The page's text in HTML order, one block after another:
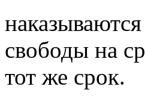
свободы на
тот же срок.